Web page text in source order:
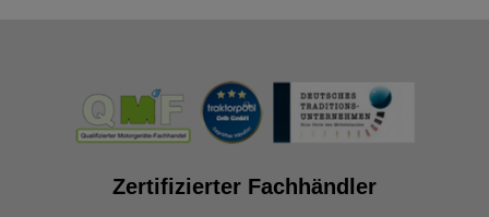
Zertifizierter Fachhändler